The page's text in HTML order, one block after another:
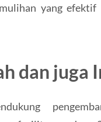
yang
dan juga